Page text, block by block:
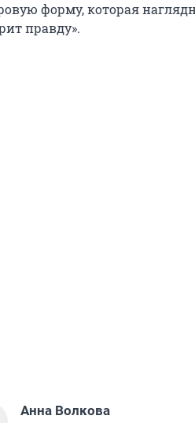
форму, которая
правду».
Анна Волкова